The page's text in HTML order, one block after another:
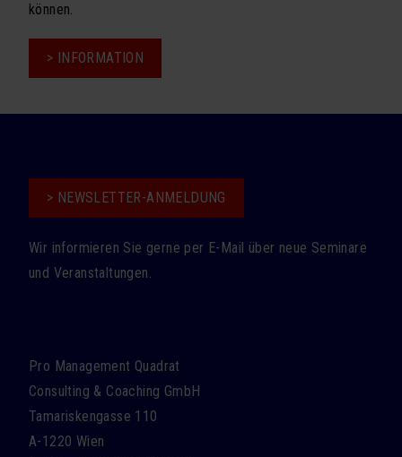
können.
> INFORMATION
„Sicherer
Medien“
> NEWSLETTER-ANMELDUNG
Wir informieren Sie gerne per E-Mail über neue Seminare
und Veranstaltungen.
Pro Management Quadrat
Consulting & Coaching GmbH
Tamariskengasse 110
A-1220 Wien